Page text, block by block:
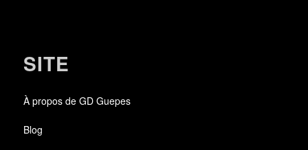
SITE
À propos de GD Guepes
Blog